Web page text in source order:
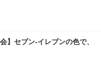
】セブン‐イレブンの色で、